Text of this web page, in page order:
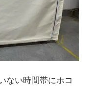
ない時間帯にホコ